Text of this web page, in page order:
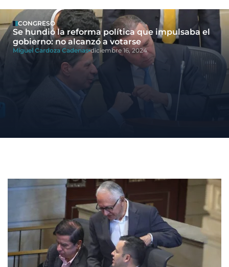
CONGRESO
Se hundió la reforma política que impulsaba el
gobierno: no alcanzó a votarse
Miguel Cardoza Cadenas diciembre 16, 2024